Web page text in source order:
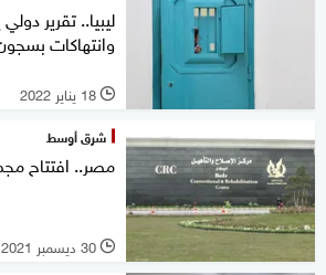
ليبيا.. تقرير
وانتهاكات
l 18 يناير 2022
شرق أوسط
مصر.. افتتاح
l 30 ديسمبر 2021